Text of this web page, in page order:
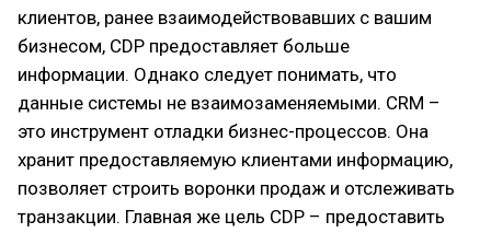
клиентов, ранее взаимодействовавших с вашим
бизнесом, CDP предоставляет больше
информации. Однако следует понимать, что
данные системы не взаимозаменяемыми. CRM –
это инструмент отладки бизнес-процессов. Она
хранит предоставляемую клиентами информацию,
позволяет строить воронки продаж и отслеживать
транзакции. Главная же цель CDP – предоставить